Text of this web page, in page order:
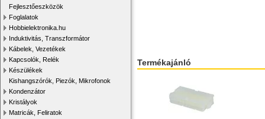
Fejlesztőeszközök
Foglalatok
Hobbielektronika.hu
Induktivitás, Transzformátor
Kábelek, Vezetékek
Kapcsolók, Relék
Készülékek
Kishangszórók, Piezók, Mikrofonok
Kondenzátor
Kristályok
Matricák, Feliratok
Termékajánló